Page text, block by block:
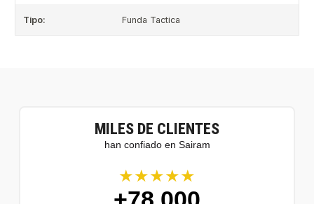
Tipo: Funda Tactica
MILES DE CLIENTES
han confiado en Sairam
★★★★★